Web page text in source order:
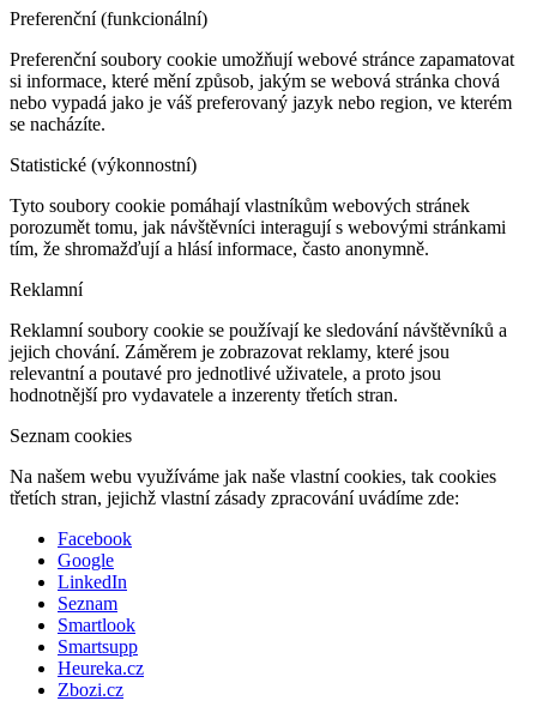
Preferenční (funkcionální)
Preferenční soubory cookie umožňují webové stránce zapamatovat
si informace, které mění způsob, jakým se webová stránka chová
nebo vypadá jako je váš preferovaný jazyk nebo region, ve kterém
se nacházíte.
Statistické (výkonnostní)
Tyto soubory cookie pomáhají vlastníkům webových stránek
porozumět tomu, jak návštěvníci interagují s webovými stránkami
tím, že shromažďují a hlásí informace, často anonymně.
Reklamní
Reklamní soubory cookie se používají ke sledování návštěvníků a
jejich chování. Záměrem je zobrazovat reklamy, které jsou
relevantní a poutavé pro jednotlivé uživatele, a proto jsou
hodnotnější pro vydavatele a inzerenty třetích stran.
Seznam cookies
Na našem webu využíváme jak naše vlastní cookies, tak cookies
třetích stran, jejichž vlastní zásady zpracování uvádíme zde:
Facebook
Google
LinkedIn
Seznam
Smartlook
Smartsupp
Heureka.cz
Zbozi.cz